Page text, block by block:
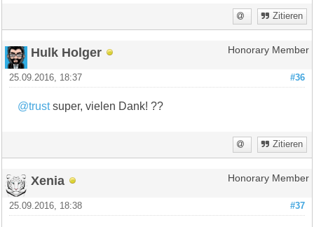
Zitieren
Hulk Holger Honorary Member
#36
25.09.2016, 18:37
@trustsuper, vielen Dank! ??
Zitieren
Xenia Honorary Member
#37
25.09.2016, 18:38